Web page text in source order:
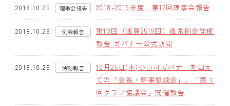
活動報告
スケジュール
2018.10.25 理事会報告 2018-2019年度 第12回理事会報告
2018.10.25 例会報告
第13回（通算2519回）通常例会開催
報告 ガバナー公式訪問
2018.10.25 活動報告
10月25日(木)小山司ガバナーを迎え
ての「会長・幹事懇談会」、「第１
回クラブ協議会」開催報告